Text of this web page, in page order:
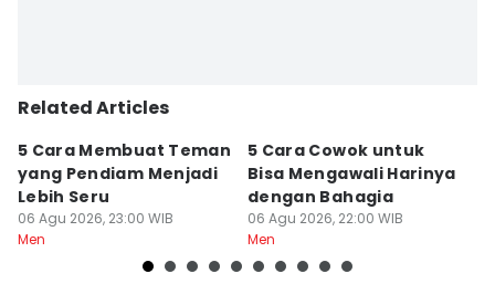
Related Articles
5 Cara Membuat Teman
yang Pendiam Menjadi
Lebih Seru
06 Agu 2026, 23:00 WIB
Men
5 Cara Cowok untuk
Bisa Mengawali Harinya
dengan Bahagia
06 Agu 2026, 22:00 WIB
Men